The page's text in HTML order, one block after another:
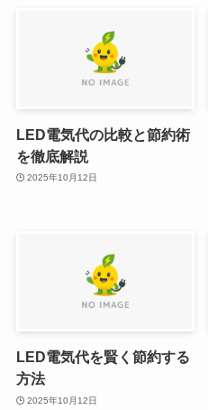
LED電気代の比較と節約術
を徹底解説
2025年10月12日
LED電気代を賢く節約する
方法
2025年10月12日